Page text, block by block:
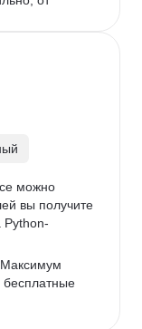
можно
вы получите
Python-
бесплатные